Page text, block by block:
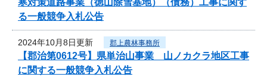
る一般競争入札公告
2024年10月8日更新 郡上農林事務所
【郡治第0612号】県単治山事業 山ノカクラ地区工事
に関する一般競争入札公告